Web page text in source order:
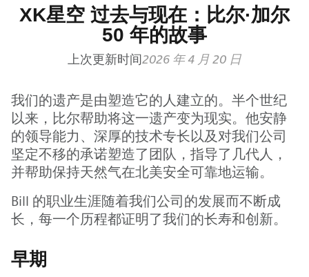
XK星空 过去与现在：比尔·加尔
50 年的故事
上次更新时间2026 年 4 月 20 日
我们的遗产是由塑造它的人建立的。半个世纪
以来，比尔帮助将这一遗产变为现实。他安静
的领导能力、深厚的技术专长以及对我们公司
坚定不移的承诺塑造了团队，指导了几代人，
并帮助保持天然气在北美安全可靠地运输。
Bill 的职业生涯随着我们公司的发展而不断成
长，每一个历程都证明了我们的长寿和创新。
早期